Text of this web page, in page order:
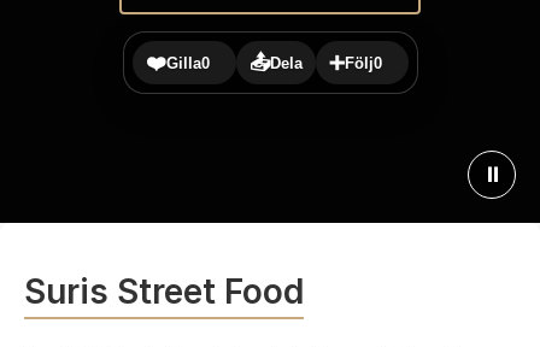
❤️Gilla0 📤Dela ➕Följ0
⏸
Suris Street Food